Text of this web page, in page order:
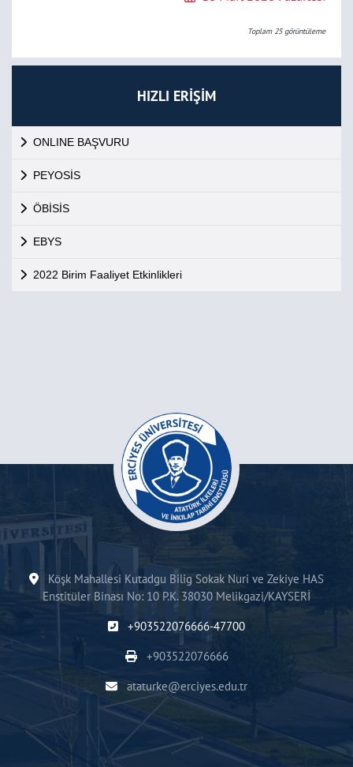
HIZLI ERİŞİM
ONLINE BAŞVURU
PEYOSİS
ÖBİSİS
EBYS
2022 Birim Faaliyet Etkinlikleri
Toplam25görüntüleme
Köşk Mahallesi Kutadgu Bilig Sokak Nuri ve Zekiye HAS
Enstitüler Binası No: 10 P.K. 38030 Melikgazi/KAYSERİ
+903522076666-47700
+903522076666
ataturke@erciyes.edu.tr